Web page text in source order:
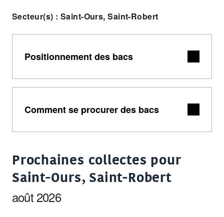
Secteur(s) : Saint-Ours, Saint-Robert
Positionnement des bacs
Comment se procurer des bacs
Prochaines collectes pour
Saint-Ours, Saint-Robert
août 2026